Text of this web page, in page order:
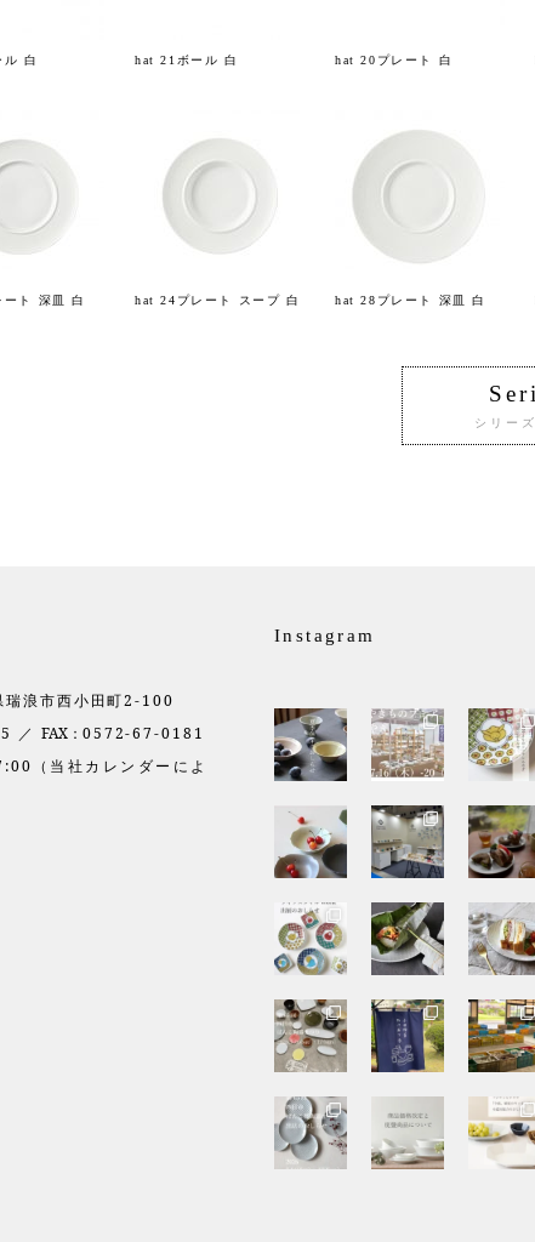
ル 白 hat 21ボール 白 hat 20プレート 白
ト 深皿 白 hat 24プレート スープ 白 hat 28プレート 深皿 白
シリー
浪市西小田町2-100
／ FAX： 0572-67-0181
（当社カレンダーによ
Instagram